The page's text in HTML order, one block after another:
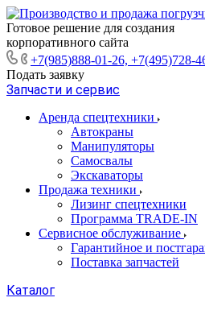
Готовое решение для создания
корпоративного сайта
+7(985)888-01-26, +7(495)728-
Подать заявку
Запчасти и сервис
Аренда спецтехники
Автокраны
Манипуляторы
Самосвалы
Экскаваторы
Продажа техники
Лизинг спецтехники
Программа TRADE-IN
Сервисное обслуживание
Гарантийное и
Поставка запчастей
Каталог